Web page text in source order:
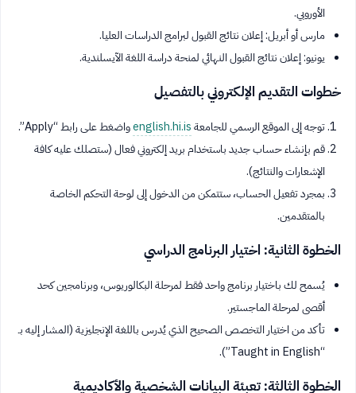
الأوروبي.
مارس أو أبريل: إعلان نتائج القبول لبرامج الدراسات العليا.
يونيو: إعلان نتائج القبول النهائي لمنحة دراسة اللغة الآيسلندية.
خطوات التقديم الإلكتروني بالتفصيل
توجه إلى الموقع الرسمي للجامعةenglish.hi.isواضغط على رابط “Apply”.
قم بإنشاء حساب جديد باستخدام بريد إلكتروني فعال (ستصلك عليه كافة
الإشعارات والنتائج).
بمجرد تفعيل الحساب، ستتمكن من الدخول إلى لوحة التحكم الخاصة
بالمتقدمين.
الخطوة الثانية: اختيار البرنامج الدراسي
يُسمح لك باختيار برنامج واحد فقط لمرحلة البكالوريوس، وبرنامجين كحد
أقصى لمرحلة الماجستير.
تأكد من اختيار التخصص الصحيح الذي يُدرس باللغة الإنجليزية (المشار إليه بـ
“Taught in English”).
الخطوة الثالثة: تعبئة البيانات الشخصية والأكاديمية